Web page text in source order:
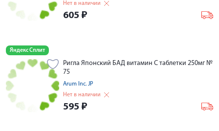
Нет в наличии
605 ₽
Яндекс Сплит
Ригла Японский БАД витамин С таблетки 250мг №
75
Arum Inc. JP
Нет в наличии
595 ₽